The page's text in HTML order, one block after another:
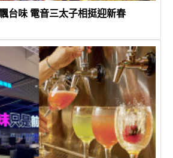
台味 電音三太子相挺迎新春